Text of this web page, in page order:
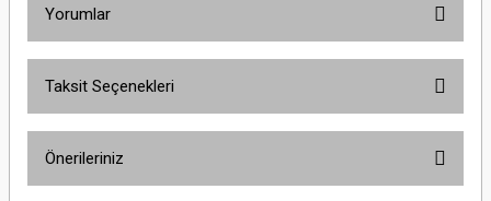
Yorumlar
Taksit Seçenekleri
Önerileriniz